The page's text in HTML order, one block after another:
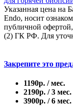
Указанная цена на
Endo, носит
публичной
(2) ГК РФ. Для
Закрепите это
1190р. / мес.
2190р. / 3 мес.
3900р. / 6 мес.